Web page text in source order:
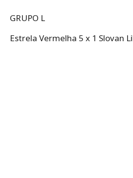
GRUPO L
Estrela Vermelha 5 x 1 Slovan